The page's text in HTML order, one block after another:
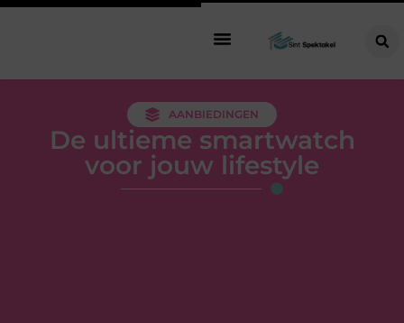
AANBIEDINGEN
De ultieme smartwatch
voor jouw lifestyle